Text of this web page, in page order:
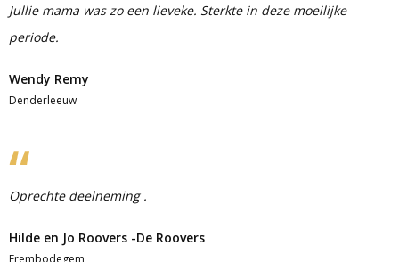
Jullie mama was zo een lieveke. Sterkte in deze moeilijke
periode.
Wendy Remy
Denderleeuw
Oprechte deelneming .
Hilde en Jo Roovers -De Roovers
Erembodegem